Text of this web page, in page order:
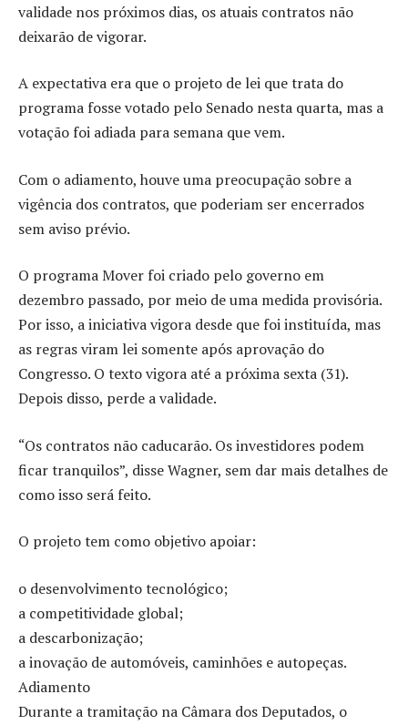
validade nos próximos dias, os atuais contratos não
deixarão de vigorar.
A expectativa era que o projeto de lei que trata do
programa fosse votado pelo Senado nesta quarta, mas a
votação foi adiada para semana que vem.
Com o adiamento, houve uma preocupação sobre a
vigência dos contratos, que poderiam ser encerrados
sem aviso prévio.
O programa Mover foi criado pelo governo em
dezembro passado, por meio de uma medida provisória.
Por isso, a iniciativa vigora desde que foi instituída, mas
as regras viram lei somente após aprovação do
Congresso. O texto vigora até a próxima sexta (31).
Depois disso, perde a validade.
“Os contratos não caducarão. Os investidores podem
ficar tranquilos”, disse Wagner, sem dar mais detalhes de
como isso será feito.
O projeto tem como objetivo apoiar:
o desenvolvimento tecnológico;
a competitividade global;
a descarbonização;
a inovação de automóveis, caminhões e autopeças.
Adiamento
Durante a tramitação na Câmara dos Deputados, o